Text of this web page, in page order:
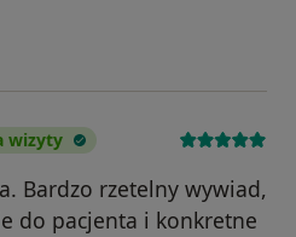
wizyty
Bardzo rzetelny wywiad,
do pacjenta i konkretne